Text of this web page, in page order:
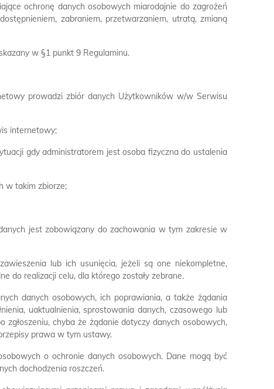
ochronę danych osobowych miarodajnie do zagrożeń
zabraniem, przetwarzaniem, utratą, zmianą
w §1 punkt 9 Regulaminu.
prowadzi zbiór danych Użytkowników w/w Serwisu
internetowy;
gdy administratorem jest osoba fizyczna do ustalenia
w takim zbiorze;
jest zobowiązany do zachowania w tym zakresie w
lub ich usunięcia, jeżeli są one niekompletne,
do realizacji celu, dla którego zostały zebrane.
danych osobowych, ich poprawiania, a także żądania
uaktualnienia, sprostowania danych, czasowego lub
chyba że żądanie dotyczy danych osobowych,
prawa w tym ustawy.
o ochronie danych osobowych. Dane mogą być
dochodzenia roszczeń.